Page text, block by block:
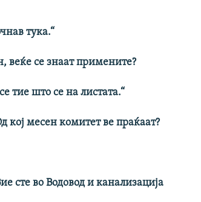
тука.“
веќе се знаат примените?
тие што се на листата.“
кој месен комитет ве праќаат?
сте во Водовод и канализација